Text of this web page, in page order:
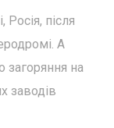
після
А
загоряння на
заводів